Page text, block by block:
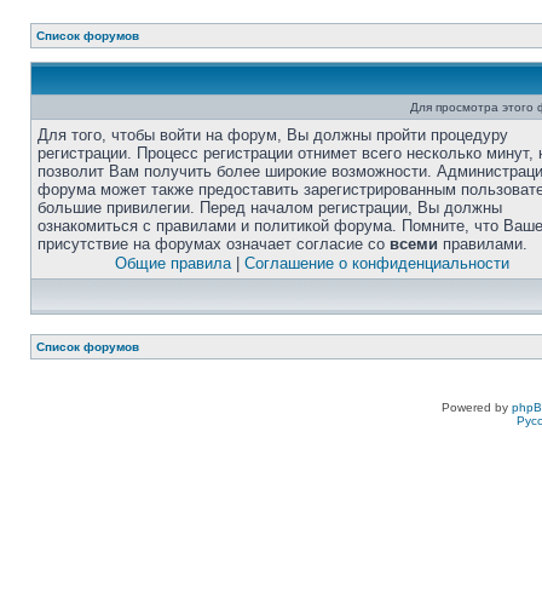
Список форумов
Для просмотра
Для того, чтобы войти на форум, Вы должны пройти процедуру
регистрации. Процесс регистрации отнимет всего несколько минут,
позволит Вам получить более широкие возможности.
форума может также предоставить зарегистрированным
большие привилегии. Перед началом регистрации, Вы должны
ознакомиться с правилами и политикой форума. Помните, что Ваше
присутствие на форумах означает согласие со всеми правилами.
Общие правила| Соглашение о конфиденциальности
Список форумов
Powered by